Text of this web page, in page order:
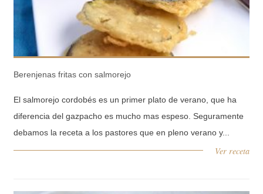
Berenjenas fritas con salmorejo
El salmorejo cordobés es un primer plato de verano, que ha
diferencia del gazpacho es mucho mas espeso. Seguramente
debamos la receta a los pastores que en pleno verano y...
Ver receta